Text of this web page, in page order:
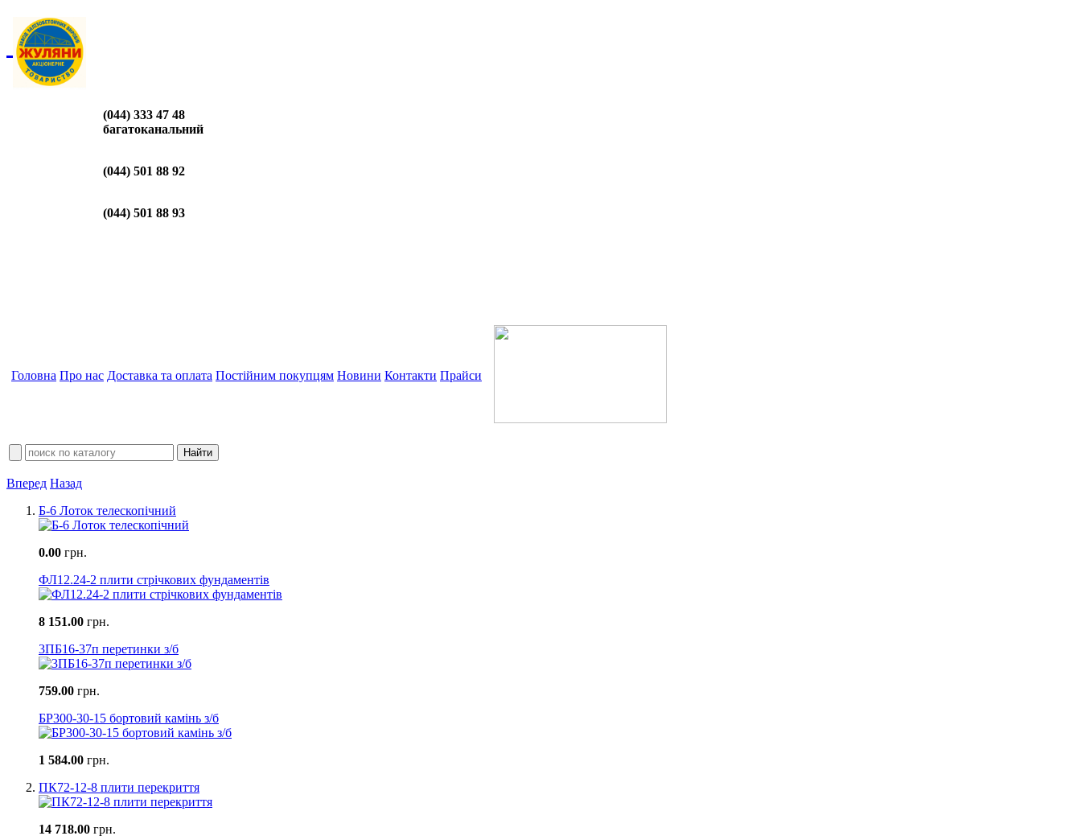
(044) 333 47 48
багатоканальний
(044) 501 88 92
(044) 501 88 93
Головна Про нас Доставка та оплата Постійним покупцям Новини Контакти Прайси
Вперед Назад
Б-6 Лоток телескопічний
0.00 грн.
ФЛ12.24-2 плити стрічкових фундаментів
8 151.00 грн.
3ПБ16-37п перетинки з/б
759.00 грн.
БР300-30-15 бортовий камінь з/б
1 584.00 грн.
ПК72-12-8 плити перекриття
14 718.00 грн.